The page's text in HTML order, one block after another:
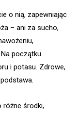
o nią, zapewniając
– ani za sucho,
początku
i potasu. Zdrowe,
różne środki,